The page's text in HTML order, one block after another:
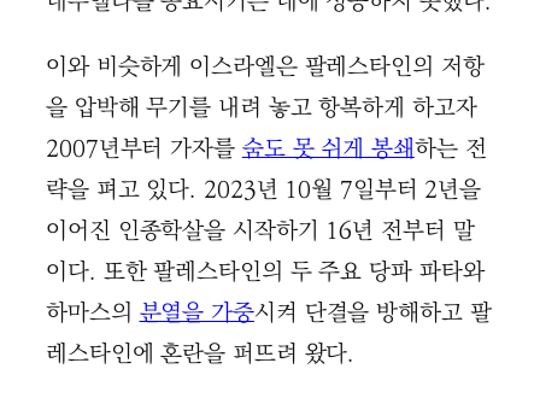
이와 비슷하게 이스라엘은 팔레스타인의 저항
을 압박해 무기를 내려 놓고 항복하게 하고자
2007년부터 가자를숨도 못 쉬게 봉쇄하는 전
략을 펴고 있다. 2023년 10월 7일부터 2년을
이어진 인종학살을 시작하기 16년 전부터 말
이다. 또한 팔레스타인의 두 주요 당파 파타와
하마스의분열을 가중시켜 단결을 방해하고 팔
레스타인에 혼란을 퍼뜨려 왔다.